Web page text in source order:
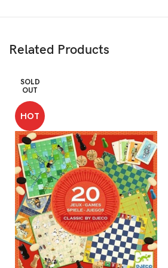
Related Products
SOLD
OUT
HOT